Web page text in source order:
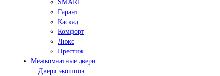
SMART
Гарант
Каскад
Комфорт
Люкс
Престиж
Межкомнатные двери
Двери экошпон